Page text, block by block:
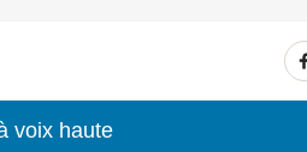
voix haute